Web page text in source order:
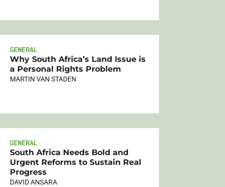
GENERAL
Why South Africa’s Land Issue is
a Personal Rights Problem
MARTIN VAN STADEN
GENERAL
South Africa Needs Bold and
Urgent Reforms to Sustain Real
Progress
DAVID ANSARA